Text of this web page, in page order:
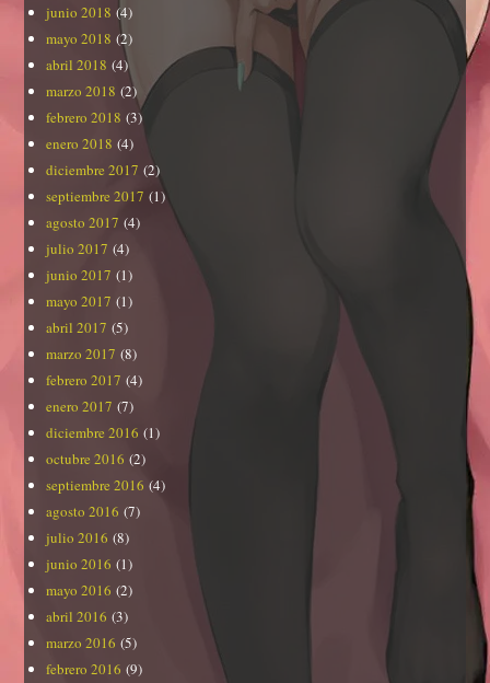
junio 2018 (4)
mayo 2018 (2)
abril 2018 (4)
marzo 2018 (2)
febrero 2018 (3)
enero 2018 (4)
diciembre 2017 (2)
septiembre 2017 (1)
agosto 2017 (4)
julio 2017 (4)
junio 2017 (1)
mayo 2017 (1)
abril 2017 (5)
marzo 2017 (8)
febrero 2017 (4)
enero 2017 (7)
diciembre 2016 (1)
octubre 2016 (2)
septiembre 2016 (4)
agosto 2016 (7)
julio 2016 (8)
junio 2016 (1)
mayo 2016 (2)
abril 2016 (3)
marzo 2016 (5)
febrero 2016 (9)